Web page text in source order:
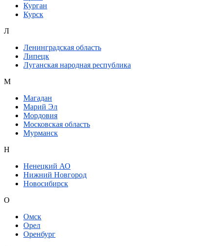
Курган
Курск
Л
Ленинградская область
Липецк
Луганская народная республика
М
Магадан
Марий Эл
Мордовия
Московская область
Мурманск
Н
Ненецкий АО
Нижний Новгород
Новосибирск
О
Омск
Орел
Оренбург